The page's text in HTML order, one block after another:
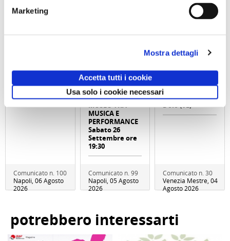
Marketing
Mostra dettagli
Accetta tutti i cookie
Usa solo i cookie necessari
PER LA
2026/2027 AL
TEATRO TOTO'
Comunicato n. 100
Napoli, 06 Agosto
2026
con
performance
MANNight UNA
NOTTE AL
MUSEO TRA
MUSICA E
PERFORMANCE
Sabato 26
Settembre ore
19:30
Comunicato n. 99
Napoli, 05 Agosto
2026
– Naviglio del
12 Settembre
2026 - Località
Dolo (VE)
Comunicato n. 30
Venezia Mestre, 04
Agosto 2026
potrebbero interessarti